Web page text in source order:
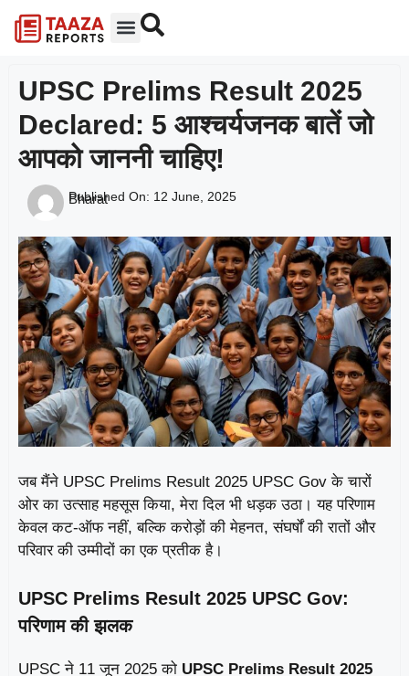
UPSC Prelims Result 2025
Declared: 5 आश्चर्यजनक बातें जो
आपको जाननी चाहिए!
Bharat
Published On: 12 June, 2025
जब मैंने UPSC Prelims Result 2025 UPSC Gov के चारों
ओर का उत्साह महसूस किया, मेरा दिल भी धड़क उठा। यह परिणाम
केवल कट‑ऑफ नहीं, बल्कि करोड़ों की मेहनत, संघर्षों की रातों और
परिवार की उम्मीदों का एक प्रतीक है।
UPSC Prelims Result 2025 UPSC Gov:
परिणाम की झलक
UPSC ने 11 जून 2025 को UPSC Prelims Result 2025